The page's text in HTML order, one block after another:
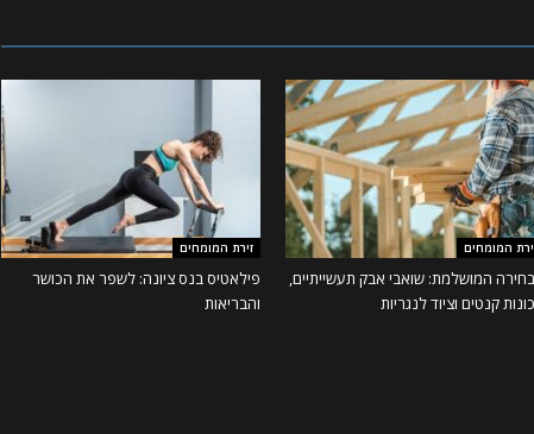
המומחים
המושלמת: שואבי אבק תעשייתיים,
קנטים וציוד לנגריות
זירת המומחים
פילאטיס בנס ציונה: לשפר את הכושר
והבריאות